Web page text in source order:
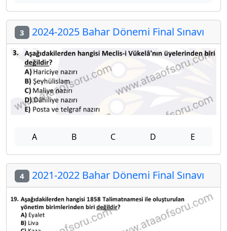
3 2024-2025 Bahar Dönemi Final Sınavı
A B C D E
4 2021-2022 Bahar Dönemi Final Sınavı